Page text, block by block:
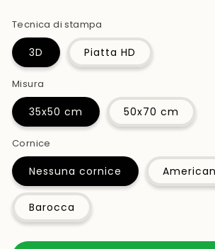
Tecnica di stampa
3D Piatta HD
Misura
35x50 cm 50x70 cm
Cornice
Nessuna cornice
Barocca